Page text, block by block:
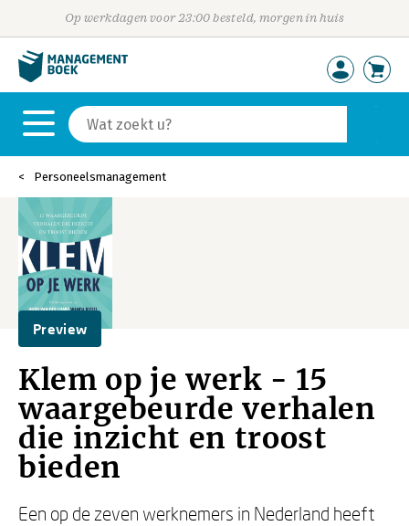
Op werkdagen voor 23:00 besteld, morgen in huis
Personeelsmanagement
Preview
Klem op je werk - 15
waargebeurde verhalen
die inzicht en troost
bieden
Een op de zeven werknemers in Nederland heeft